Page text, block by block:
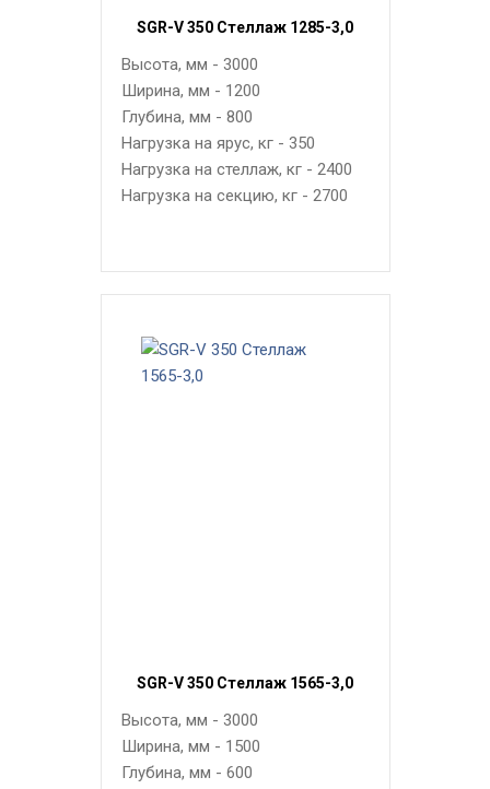
SGR-V 350 Стеллаж 1285-3,0
Высота, мм - 3000
Ширина, мм - 1200
Глубина, мм - 800
Нагрузка на ярус, кг - 350
Нагрузка на стеллаж, кг - 2400
Нагрузка на секцию, кг - 2700
SGR-V 350 Стеллаж 1565-3,0
Высота, мм - 3000
Ширина, мм - 1500
Глубина, мм - 600